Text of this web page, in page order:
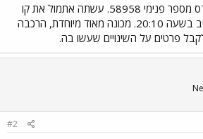
מכונה עירונית של מרצדס מספר פנימי 58958. עשתה אתמול את קו
201 מרחובות לתל-אביב בשעה 20:10. מכונה מאוד מיוחדת, הרכבה
פרטים על השינויים שעשו בה.
#2